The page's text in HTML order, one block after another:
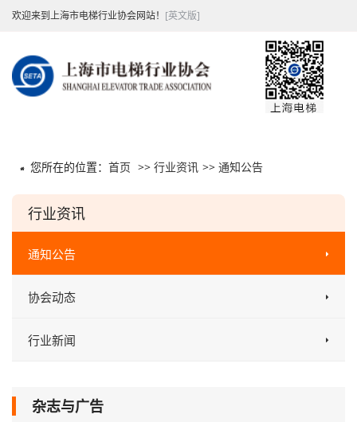
欢迎来到上海市电梯行业协会网站！ [英文版]
您所在的位置： 首页 >> 行业资讯 >> 通知公告
行业资讯
通知公告
协会动态
行业新闻
杂志与广告